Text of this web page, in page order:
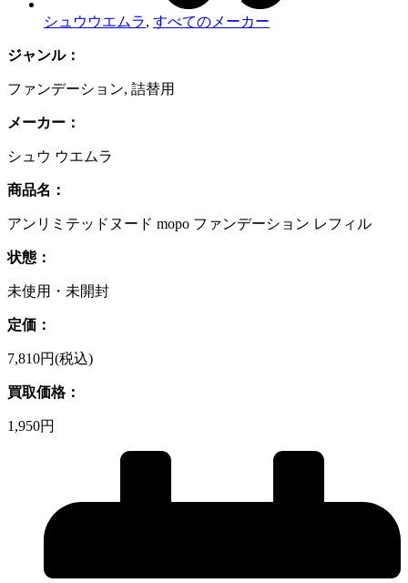
シュウウエムラ, すべてのメーカー
ジャンル：
ファンデーション, 詰替用
メーカー：
シュウ ウエムラ
商品名：
アンリミテッドヌード mopo ファンデーション レフィル
状態：
未使用・未開封
定価：
7,810円(税込)
買取価格：
1,950円